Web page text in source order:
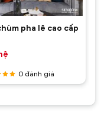
pha lê cao cấp
0 đánh giá